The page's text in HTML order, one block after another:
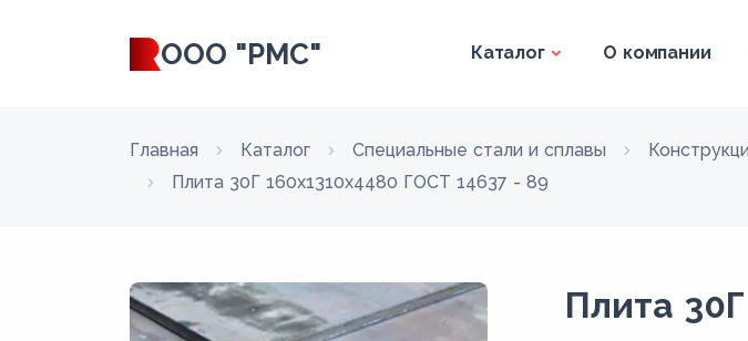
ООО "РМС" Каталог О компании
Главная Каталог Специальные стали и сплавы
Плита 30Г 160x1310x4480 ГОСТ 14637 - 89
Плита